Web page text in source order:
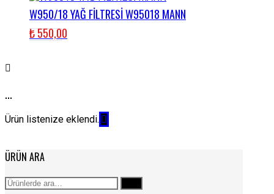
W950/18 YAĞ FİLTRESİ W95018 MANN
₺550,00
...
Ürün listenize eklendi.
ÜRÜN ARA
Ara: